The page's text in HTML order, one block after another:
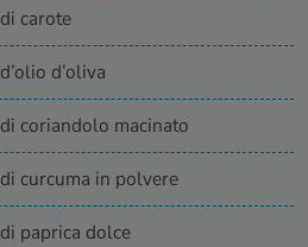
di carote
d’olio d’oliva
di coriandolo macinato
di curcuma in polvere
di paprica dolce